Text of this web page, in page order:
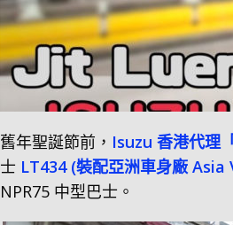
舊年聖誕節前， Isuzu 香港代理
士 LT434 (裝配亞洲車身廠 Asia
NPR75 中型巴士。